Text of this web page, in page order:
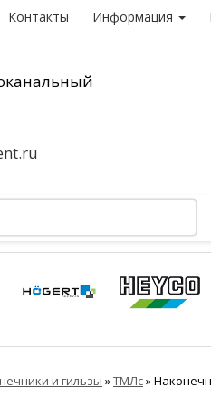
Контакты Информация
и гильзы »ТМЛс»